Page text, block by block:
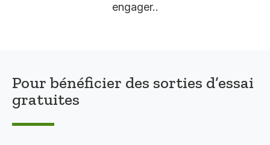
engager..
Pour bénéficier des sorties d’essai
gratuites